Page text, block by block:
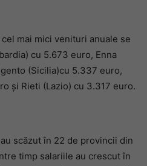
mai mici venituri anuale se
cu 5.673 euro, Enna
(Sicilia)cu 5.337 euro,
și Rieti (Lazio) cu 3.317 euro.
scăzut în 22 de provincii din
timp salariile au crescut în